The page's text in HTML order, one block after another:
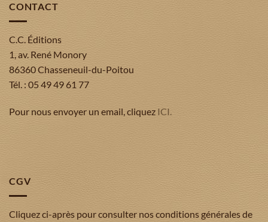
CONTACT
C.C. Éditions
1, av. René Monory
86360 Chasseneuil-du-Poitou
Tél. : 05 49 49 61 77
Pour nous envoyer un email, cliquez ICI.
CGV
Cliquez ci-après pour consulter nos conditions générales de